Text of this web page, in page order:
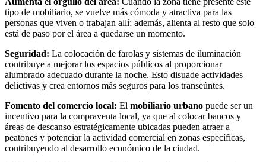
tipo de mobiliario, se vuelve más cómoda y atractiva para las
personas que viven o trabajan allí; además, alienta al resto que solo
está de paso por el área a quedarse un momento.
Seguridad: La colocación de farolas y sistemas de iluminación
contribuye a mejorar los espacios públicos al proporcionar
alumbrado adecuado durante la noche. Esto disuade actividades
delictivas y crea entornos más seguros para los transeúntes.
Fomento del comercio local: El mobiliario urbano puede ser un
incentivo para la compraventa local, ya que al colocar bancos y
áreas de descanso estratégicamente ubicadas pueden atraer a
peatones y potenciar la actividad comercial en zonas específicas,
contribuyendo al desarrollo económico de la ciudad.